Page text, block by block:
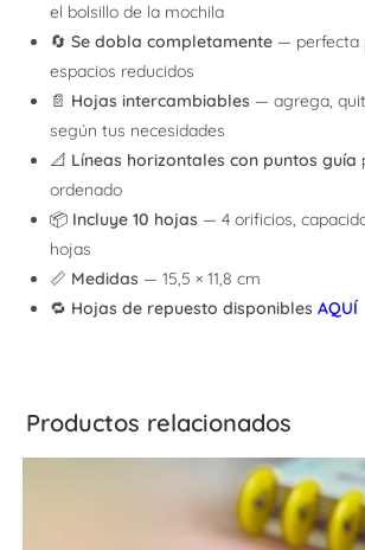
el bolsillo de la mochila
🔄Se dobla completamente — perfecta
espacios reducidos
📄 Hojas intercambiables — agrega,
según tus necesidades
📐 Líneas horizontales con puntos guía
ordenado
📦 Incluye 10 hojas — 4 orificios,
hojas
📏 Medidas — 15,5 × 11,8 cm
🔁 Hojas de repuesto disponibles AQUÍ
Productos relacionados